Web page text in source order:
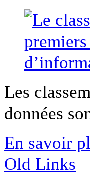
Les
données
En savoir
Old Links